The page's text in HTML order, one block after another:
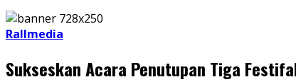
Rallmedia
Sukseskan Acara Penutupan Tiga